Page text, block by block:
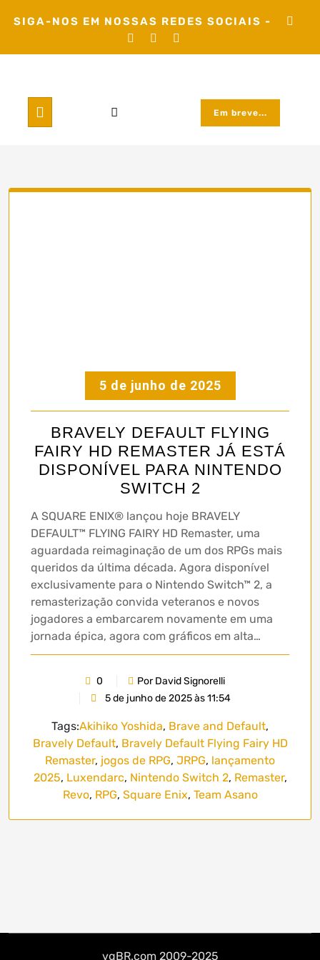
SIGA-NOS EM NOSSAS REDES SOCIAIS -
Em breve...
5 de junho de 2025
BRAVELY DEFAULT FLYING
FAIRY HD REMASTER JÁ ESTÁ
DISPONÍVEL PARA NINTENDO
SWITCH 2
A SQUARE ENIX® lançou hoje BRAVELY
DEFAULT™ FLYING FAIRY HD Remaster, uma
aguardada reimaginação de um dos RPGs mais
queridos da última década. Agora disponível
exclusivamente para o Nintendo Switch™ 2, a
remasterização convida veteranos e novos
jogadores a embarcarem novamente em uma
jornada épica, agora com gráficos em alta…
0
Por David Signorelli
5 de junho de 2025 às 11:54
Tags:Akihiko Yoshida, Brave and Default,
Bravely Default, Bravely Default Flying Fairy HD
Remaster, jogos de RPG, JRPG, lançamento
2025, Luxendarc, Nintendo Switch 2, Remaster,
Revo, RPG, Square Enix, Team Asano
vgBR.com 2009-2025